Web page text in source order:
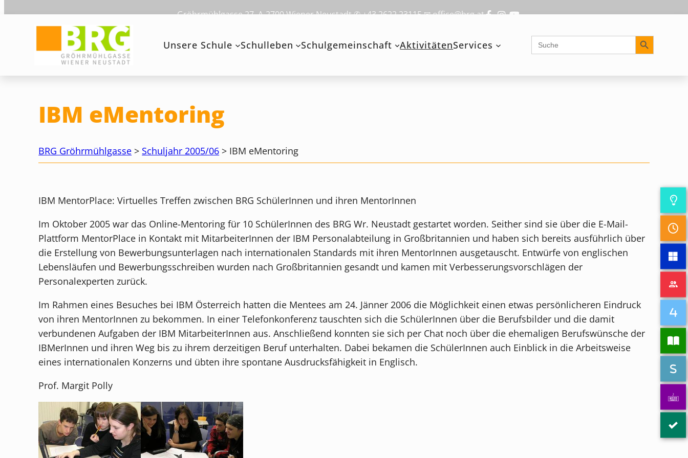
Gröhrmühlgasse 27, A-2700 Wiener Neustadt ✆ +43 2622 23115 ✉ office@brg.at
Unsere Schule Schulleben Schulgemeinschaft AktivitätenServices Search
for:
Search Button
IBM eMentoring
BRG Gröhrmühlgasse > Schuljahr 2005/06 > IBM eMentoring
IBM MentorPlace: Virtuelles Treffen zwischen BRG SchülerInnen und ihren MentorInnen
Im Oktober 2005 war das Online-Mentoring für 10 SchülerInnen des BRG Wr. Neustadt gestartet worden. Seither sind sie über die E-Mail-
Plattform MentorPlace in Kontakt mit MitarbeiterInnen der IBM Personalabteilung in Großbritannien und haben sich bereits ausführlich über
die Erstellung von Bewerbungsunterlagen nach internationalen Standards mit ihren MentorInnen ausgetauscht. Entwürfe von englischen
Lebensläufen und Bewerbungsschreiben wurden nach Großbritannien gesandt und kamen mit Verbesserungsvorschlägen der
Personalexperten zurück.
Im Rahmen eines Besuches bei IBM Österreich hatten die Mentees am 24. Jänner 2006 die Möglichkeit einen etwas persönlicheren Eindruck
von ihren MentorInnen zu bekommen. In einer Telefonkonferenz tauschten sich die SchülerInnen über die Berufsbilder und die damit
verbundenen Aufgaben der IBM MitarbeiterInnen aus. Anschließend konnten sie sich per Chat noch über die ehemaligen Berufswünsche der
IBMerInnen und ihren Weg bis zu ihrem derzeitigen Beruf unterhalten. Dabei bekamen die SchülerInnen auch Einblick in die Arbeitsweise
eines internationalen Konzerns und übten ihre spontane Ausdrucksfähigkeit in Englisch.
Prof. Margit Polly